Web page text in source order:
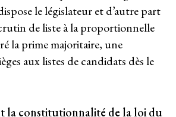
le législateur et d’autre part
de liste à la proportionnelle
la prime majoritaire, une
aux listes de candidats dès le
la constitutionnalité de la loi du